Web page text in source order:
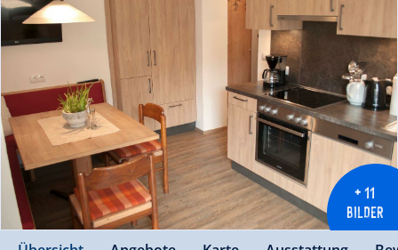
+ 11
BILDER